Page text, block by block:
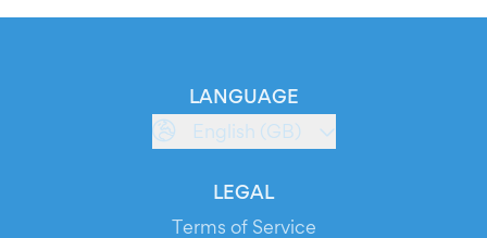
LANGUAGE
English (GB)
LEGAL
Terms of Service